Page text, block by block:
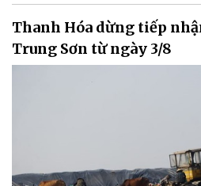
Thanh Hóa dừng tiếp
Trung Sơn từ ngày 3/8